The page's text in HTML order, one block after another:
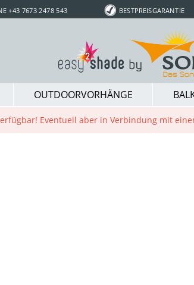
+43 7673 2478 543 BESTPREISGARANTIE
OUTDOORVORHÄNGE
Eventuell aber in Verbindung mit